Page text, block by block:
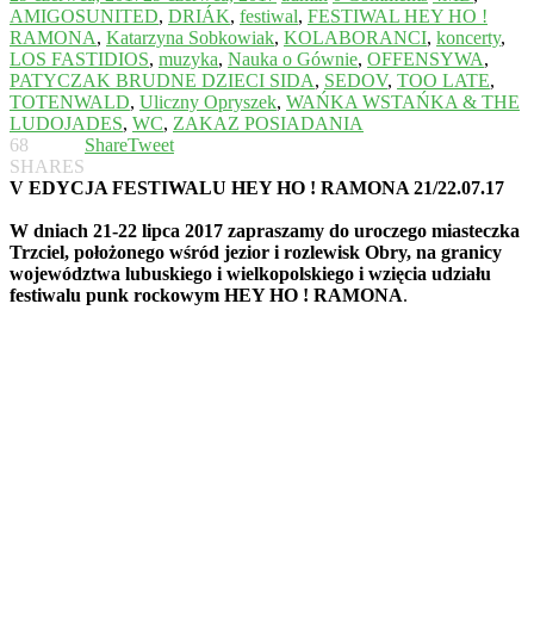
AMIGOSUNITED, DRIÁK, festiwal, FESTIWAL HEY HO !
RAMONA, Katarzyna Sobkowiak, KOLABORANCI, koncerty,
LOS FASTIDIOS, muzyka, Nauka o Gównie, OFFENSYWA,
PATYCZAK BRUDNE DZIECI SIDA, SEDOV, TOO LATE,
TOTENWALD, Uliczny Opryszek, WAŃKA WSTAŃKA & THE
LUDOJADES, WC, ZAKAZ POSIADANIA
68
SHARES
ShareTweet
V EDYCJA FESTIWALU HEY HO ! RAMONA 21/22.07.17
W dniach 21-22 lipca 2017 zapraszamy do uroczego miasteczka
Trzciel, położonego wśród jezior i rozlewisk Obry, na granicy
województwa lubuskiego i wielkopolskiego i wzięcia udziału
festiwalu punk rockowym HEY HO ! RAMONA.